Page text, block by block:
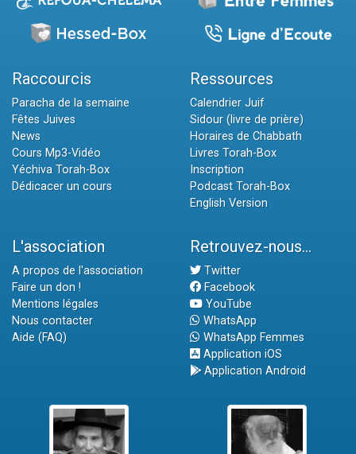
Raccourcis
Paracha de la semaine
Fêtes Juives
News
Cours Mp3-Vidéo
Yéchiva Torah-Box
Dédicacer un cours
Ressources
Calendrier Juif
Sidour (livre de prière)
Horaires de Chabbath
Livres Torah-Box
Inscription
Podcast Torah-Box
English Version
L'association
A propos de l'association
Faire un don !
Mentions légales
Nous contacter
Aide (FAQ)
Retrouvez-nous...
Twitter
Facebook
YouTube
WhatsApp
WhatsApp Femmes
Application iOS
Application Android